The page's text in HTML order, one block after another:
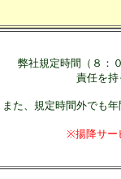
弊社規定時間（８：
責任を
また、規定時間外でも
※揚降サー